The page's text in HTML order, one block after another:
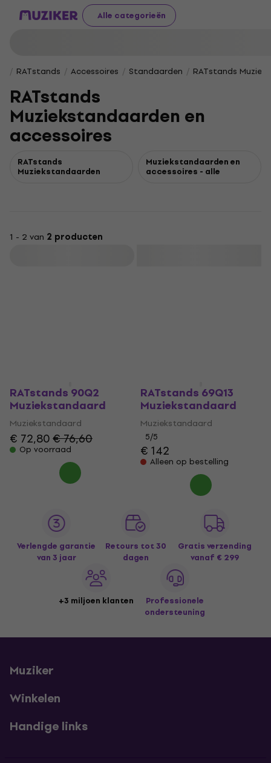
Alle categorieën
RATstands Accessoires Standaarden RATstands
RATstands
Muziekstandaarden en
accessoires
RATstands
Muziekstandaarden
Muziekstandaarden en
accessoires - alle
1 - 2 van 2 producten
RATstands 90Q2
Muziekstandaard
Muziekstandaard
€ 72,80€ 76,60
Op voorraad
RATstands 69Q13
Muziekstandaard
Muziekstandaard
5/5
€ 142
Alleen op bestelling
Verlengde garantie
van 3 jaar
Retours tot 30
dagen
Gratis verzending
vanaf € 299
+3 miljoen klanten
Professionele
ondersteuning
Muziker
Winkelen
Handige links